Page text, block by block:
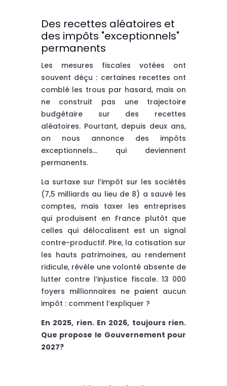
Des recettes aléatoires et
des impôts "exceptionnels"
permanents
Les mesures fiscales votées ont
souvent déçu : certaines recettes ont
comblé les trous par hasard, mais on
ne construit pas une trajectoire
budgétaire sur des recettes
aléatoires. Pourtant, depuis deux ans,
on nous annonce des impôts
exceptionnels… qui deviennent
permanents.
La surtaxe sur l’impôt sur les sociétés
(7,5 milliards au lieu de 8) a sauvé les
comptes, mais taxer les entreprises
qui produisent en France plutôt que
celles qui délocalisent est un signal
contre-productif. Pire, la cotisation sur
les hauts patrimoines, au rendement
ridicule, révèle une volonté absente de
lutter contre l’injustice fiscale. 13 000
foyers millionnaires ne paient aucun
impôt : comment l’expliquer ?
En 2025, rien. En 2026, toujours rien.
Que propose le Gouvernement pour
2027?